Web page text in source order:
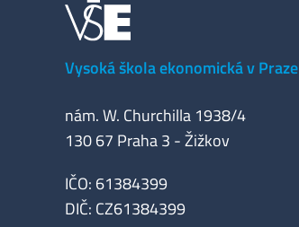
Vysoká škola ekonomická v Praze
nám. W. Churchilla 1938/4
130 67 Praha 3 - Žižkov
IČO: 61384399
DIČ: CZ61384399